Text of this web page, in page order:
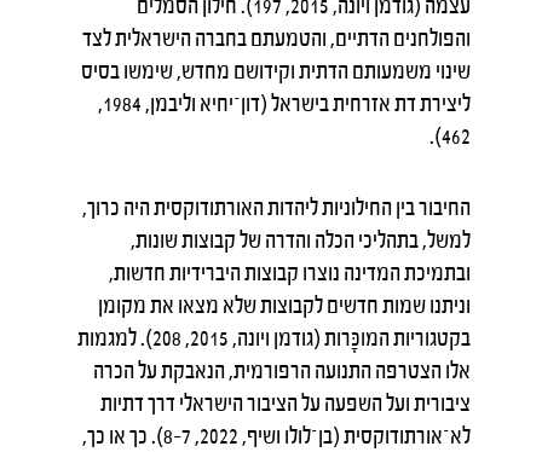
עצמה (גודמן ויונה, 2015, 197). חילון הסמלים
והפולחנים הדתיים, והטמעתם בחברה הישראלית לצד
שינוי משמעותם הדתית וקידושם מחדש, שימשו בסיס
ליצירת דת אזרחית בישראל (דון־יחיא וליבמן, 1984,
462).
החיבור בין החילוניות ליהדות האורתודוקסית היה כרוך,
למשל, בתהליכי הכלה והדרה של קבוצות שונות,
ובתמיכת המדינה נוצרו קבוצות היברידיות חדשות,
וניתנו שמות חדשים לקבוצות שלא מצאו את מקומן
בקטגוריות המוכָּרות (גודמן ויונה, 2015, 208). למגמות
אלו הצטרפה התנועה הרפורמית, הנאבקת על הכרה
ציבורית ועל השפעה על הציבור הישראלי דרך דתיות
לא־אורתודוקסית (בן־לולו ושיף, 2022, 7–8). כך או כך,